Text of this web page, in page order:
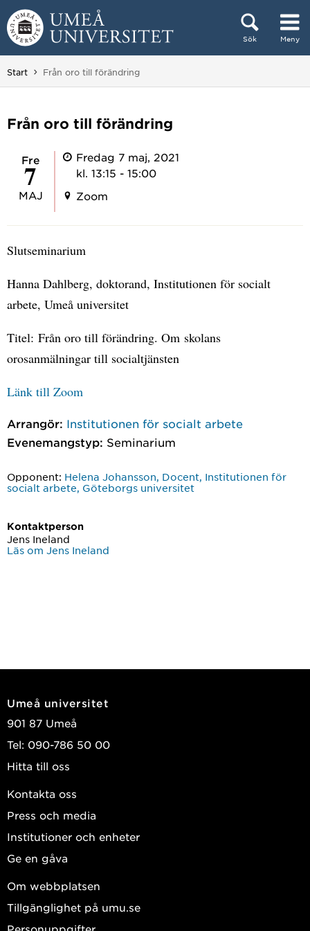
Hoppa direkt till innehållet
Sök Meny
Huvudmenyn dold.
Start Du är här:
Från oro till förändring
Från oro till förändring
fre
7
MAJ
Fredag 7 maj, 2021
kl. 13:15 - 15:00
Zoom
Slutseminarium
Hanna Dahlberg, doktorand, Institutionen för socialt
arbete, Umeå universitet
Titel: Från oro till förändring. Om skolans
orosanmälningar till socialtjänsten
Länk till Zoom
Arrangör: Institutionen för socialt arbete
Evenemangstyp: Seminarium
Opponent: Helena Johansson, Docent, Institutionen för
socialt arbete, Göteborgs universitet
Kontaktperson
Jens Ineland
Läs om Jens Ineland
Umeå universitet
901 87 Umeå
Tel: 090-786 50 00
Hitta till oss
Kontakta oss
Press och media
Institutioner och enheter
Ge en gåva
Om webbplatsen
Tillgänglighet på umu.se